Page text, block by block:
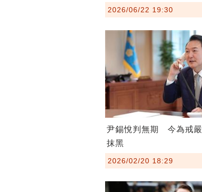
2026/06/22 19:30
尹錫悅判無期 今為戒
抹黑
2026/02/20 18:29